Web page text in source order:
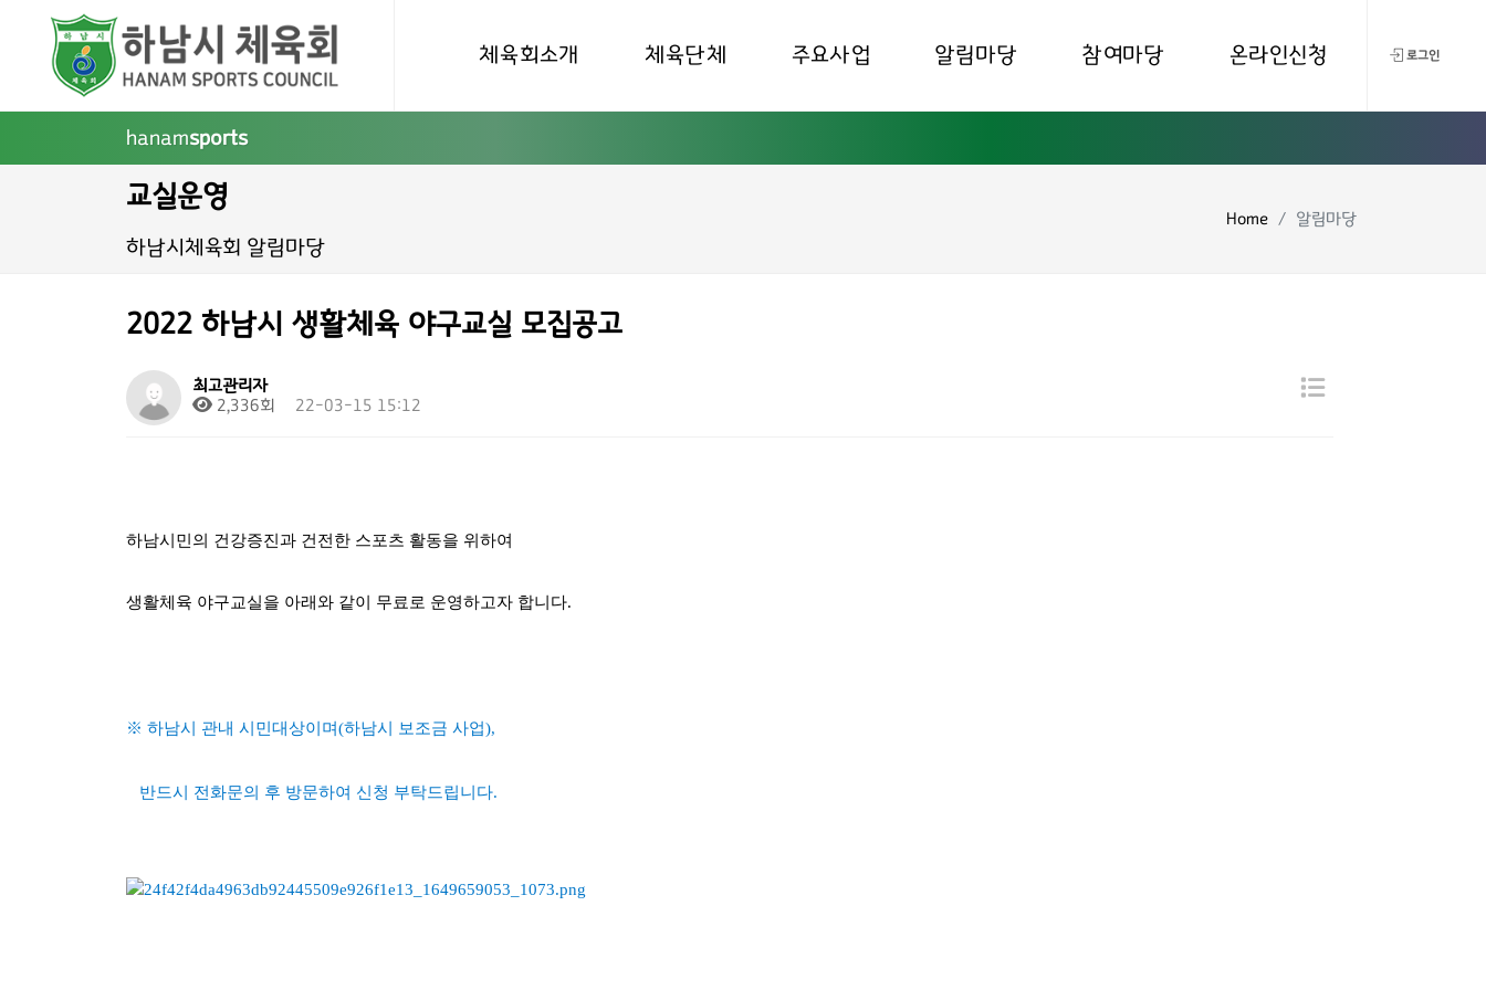
체육회소개 체육단체 주요사업 알림마당 참여마당 온라인신청 로그인
hanamsports
교실운영
하남시체육회 알림마당
Home 알림마당
2022 하남시 생활체육 야구교실 모집공고
최고관리자
2,336회
22-03-15 15:12
하남시민의 건강증진과 건전한 스포츠 활동을 위하여
생활체육 야구교실을 아래와 같이 무료 로 운영하고자 합니다.
※ 하남시 관내 시민대상이며(하남시 보조금 사업),
반드시 전화문의 후 방문하여 신청 부탁드립니다.